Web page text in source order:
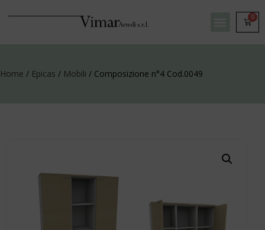
0
Home / Epicas / Mobili / Composizione n°4 Cod.0049